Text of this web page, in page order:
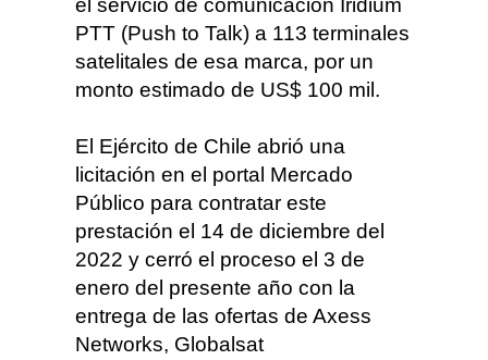
el servicio de comunicación Iridium
PTT (Push to Talk) a 113 terminales
satelitales de esa marca, por un
monto estimado de US$ 100 mil.
El Ejército de Chile abrió una
licitación en el portal Mercado
Público para contratar este
prestación el 14 de diciembre del
2022 y cerró el proceso el 3 de
enero del presente año con la
entrega de las ofertas de Axess
Networks, Globalsat